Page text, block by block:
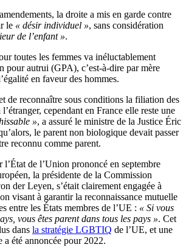
la droite a mis en garde contre
le « désir individuel », sans considération
de l’enfant ».
toutes les femmes va inéluctablement
pour autrui (GPA), c’est-à-dire par mère
en faveur des hommes.
de reconnaître sous conditions la filiation des
cependant en France elle reste une
», a assuré le ministre de la Justice Éric
le parent non biologique devait passer
reconnu comme parent.
l’État de l’Union prononcé en septembre
la présidente de la Commission
der Leyen, s’était clairement engagée à
visant à garantir la reconnaissance mutuelle
entre les États membres de l’UE : « Si vous
vous êtes parent dans tous les pays ». Cet
dans la stratégie LGBTIQ de l’UE, et une
été annoncée pour 2022.